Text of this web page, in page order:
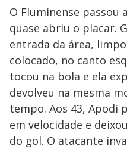
O Fluminense passou
quase abriu o placar.
entrada da área,
colocado, no canto
tocou na bola e ela
devolveu na mesma
tempo. Aos 43, Apodi
em velocidade e
do gol. O atacante